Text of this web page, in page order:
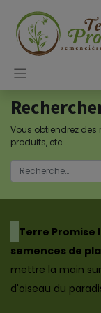
Vous obtiendrez
produits, etc.
​Terre Promise
semences de
mettre la main
d'oiseau du